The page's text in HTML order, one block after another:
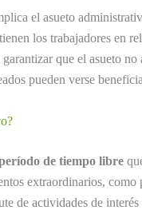
el asueto
los trabajadores en
garantizar que el asueto
pueden verse
de tiempo libre
extraordinarios,
de actividades de